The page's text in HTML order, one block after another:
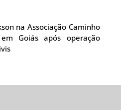
na Associação Caminho
Goiás após operação